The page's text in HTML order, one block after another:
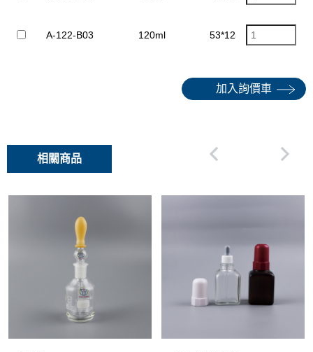
A-122-B03 120ml 53*125mm
加入詢價車
相關商品